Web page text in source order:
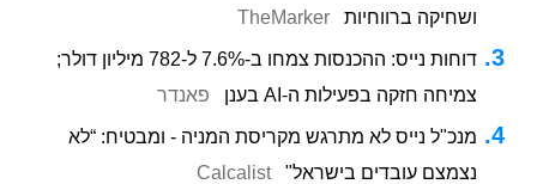
ושחיקה ברווחיות
TheMarker
דוחות נייס: ההכנסות צמחו ב-7.6% ל-782 מיליון דולר;
צמיחה חזקה בפעילות ה-AI בענן
פאנדר
מנכ"ל נייס לא מתרגש מקריסת המניה - ומבטיח: “לא
נצמצם עובדים בישראל"
Calcalist